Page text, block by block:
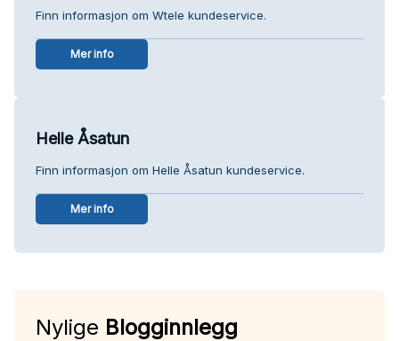
Finn informasjon om Wtele kundeservice.
Mer info
Helle Åsatun
Finn informasjon om Helle Åsatun kundeservice.
Mer info
Nylige Blogginnlegg